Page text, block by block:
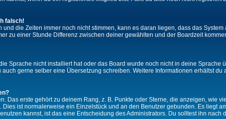
falsch!
die Zeiten immer noch nicht stimmen, kann es daran liegen, dass das
zu einer Stunde Differenz zwischen deiner gewählten und der Boardzeit
Sprache nicht installiert hat oder das Board wurde noch nicht in deine
gerne selber eine Übersetzung schreiben. Weitere Informationen erhältst
Das erste gehört zu deinem Rang, z. B. Punkte oder Sterne, die anzeigen, wie
ist normalerweise ein Einzelstück und an den Benutzer gebunden. Es liegt
kannst, ist das eine Entscheidung des Administrators. Du solltest ihn